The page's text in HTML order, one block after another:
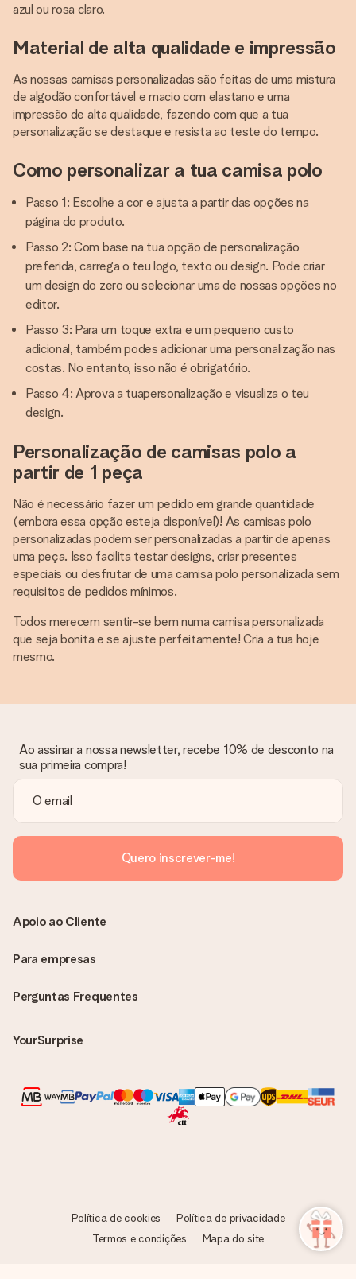
azul ou rosa claro.
Material de alta qualidade e impressão
As nossas camisas personalizadas são feitas de uma mistura
de algodão confortável e macio com elastano e uma
impressão de alta qualidade, fazendo com que a tua
personalização se destaque e resista ao teste do tempo.
Como personalizar a tua camisa polo
Passo 1: Escolhe a cor e ajusta a partir das opções na
página do produto.
Passo 2: Com base na tua opção de personalização
preferida, carrega o teu logo, texto ou design. Pode criar
um design do zero ou selecionar uma de nossas opções no
editor.
Passo 3: Para um toque extra e um pequeno custo
adicional, também podes adicionar uma personalização nas
costas. No entanto, isso não é obrigatório.
Passo 4: Aprova a tuapersonalização e visualiza o teu
design.
Personalização de camisas polo a
partir de 1 peça
Não é necessário fazer um pedido em grande quantidade
(embora essa opção esteja disponível)! As camisas polo
personalizadas podem ser personalizadas a partir de apenas
uma peça. Isso facilita testar designs, criar presentes
especiais ou desfrutar de uma camisa polo personalizada sem
requisitos de pedidos mínimos.
Todos merecem sentir-se bem numa camisa personalizada
que seja bonita e se ajuste perfeitamente! Cria a tua hoje
mesmo.
Ao assinar a nossa newsletter, recebe 10% de desconto na
sua primeira compra!
Quero inscrever-me!
Perguntas Frequentes
YourSurprise
Apoio ao Cliente
Para empresas
Política de cookies
Política de privacidade
Termos e condições
Mapa do site